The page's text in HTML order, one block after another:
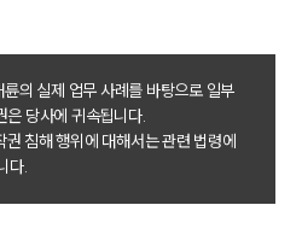
헬스케어그룹 업무
전체
의 실제 업무 사례를 바탕으로 일부
당사에 귀속됩니다.
침해 행위에 대해서는 관련 법령에
다.